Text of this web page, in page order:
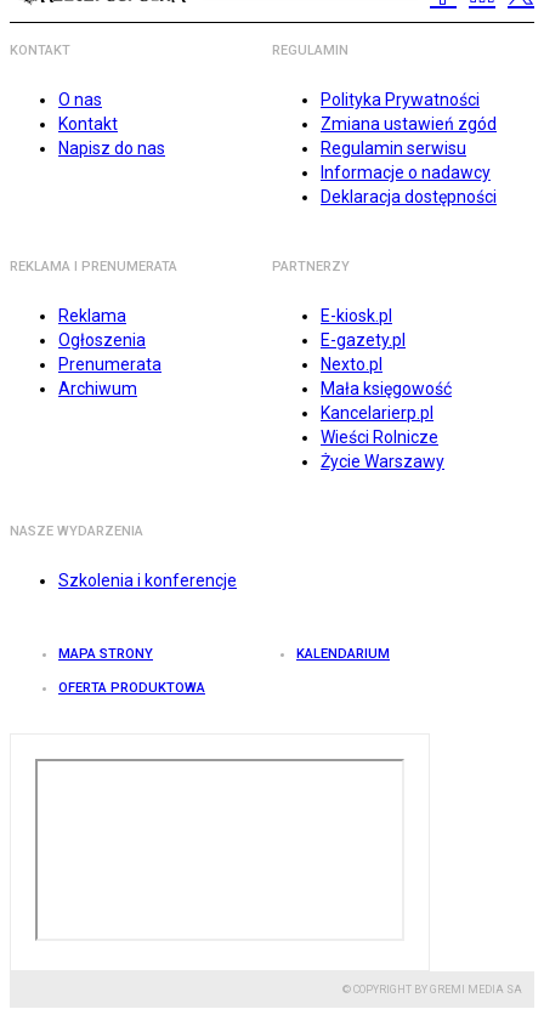
KONTAKT
O nas
Kontakt
Napisz do nas
REGULAMIN
Polityka Prywatności
Zmiana ustawień zgód
Regulamin serwisu
Informacje o nadawcy
Deklaracja dostępności
REKLAMA I PRENUMERATA
Reklama
Ogłoszenia
Prenumerata
Archiwum
PARTNERZY
E-kiosk.pl
E-gazety.pl
Nexto.pl
Mała księgowość
Kancelarierp.pl
Wieści Rolnicze
Życie Warszawy
NASZE WYDARZENIA
Szkolenia i konferencje
MAPA STRONY KALENDARIUM
OFERTA PRODUKTOWA
© COPYRIGHT BY GREMI MEDIA SA